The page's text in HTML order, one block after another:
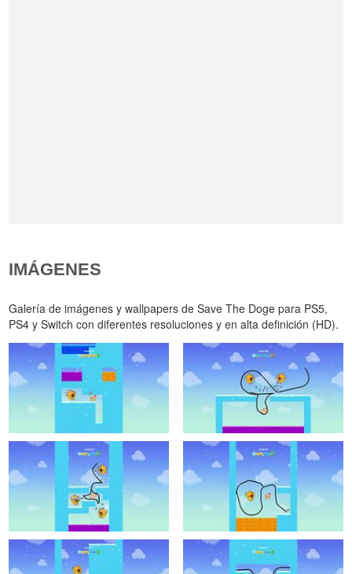
IMÁGENES
Galería de imágenes y wallpapers de Save The Doge para PS5,
PS4 y Switch con diferentes resoluciones y en alta definición (HD).